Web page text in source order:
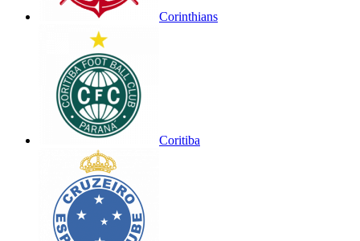
Corinthians
Coritiba